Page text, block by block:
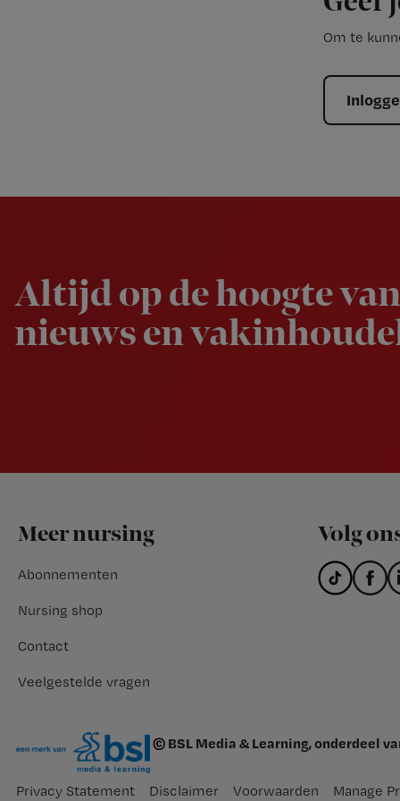
Om te
Altijd op de hoogte
nieuws en
Footer
Meer nursing
Abonnementen
Nursing shop
Contact
Veelgestelde vragen
Volg
© BSL Media & Learning, onderdeel
Privacy Statement Disclaimer Voorwaarden Manage